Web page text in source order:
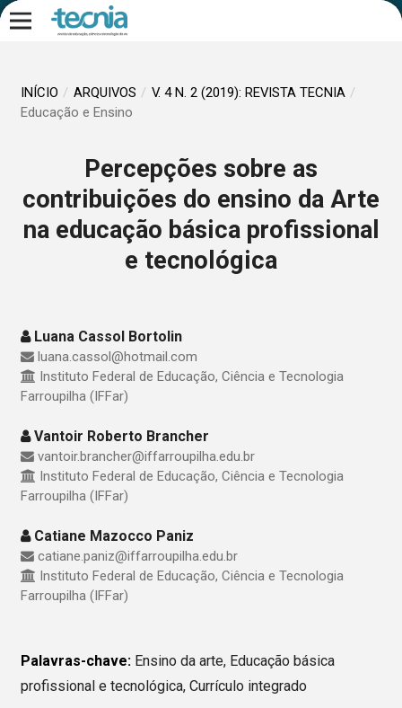
INÍCIO / ARQUIVOS / V. 4 N. 2 (2019): REVISTA TECNIA /
Educação e Ensino
Percepções sobre as
contribuições do ensino da Arte
na educação básica profissional
e tecnológica
Luana Cassol Bortolin
luana.cassol@hotmail.com
Instituto Federal de Educação, Ciência e Tecnologia
Farroupilha (IFFar)
Vantoir Roberto Brancher
vantoir.brancher@iffarroupilha.edu.br
Instituto Federal de Educação, Ciência e Tecnologia
Farroupilha (IFFar)
Catiane Mazocco Paniz
catiane.paniz@iffarroupilha.edu.br
Instituto Federal de Educação, Ciência e Tecnologia
Farroupilha (IFFar)
Palavras-chave: Ensino da arte, Educação básica
profissional e tecnológica, Currículo integrado